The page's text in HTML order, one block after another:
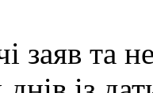
заяв та